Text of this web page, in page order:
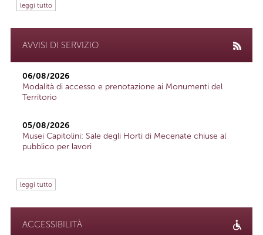
leggi tutto
AVVISI DI SERVIZIO
06/08/2026
Modalità di accesso e prenotazione ai Monumenti del
Territorio
05/08/2026
Musei Capitolini: Sale degli Horti di Mecenate chiuse al
pubblico per lavori
leggi tutto
ACCESSIBILITÀ